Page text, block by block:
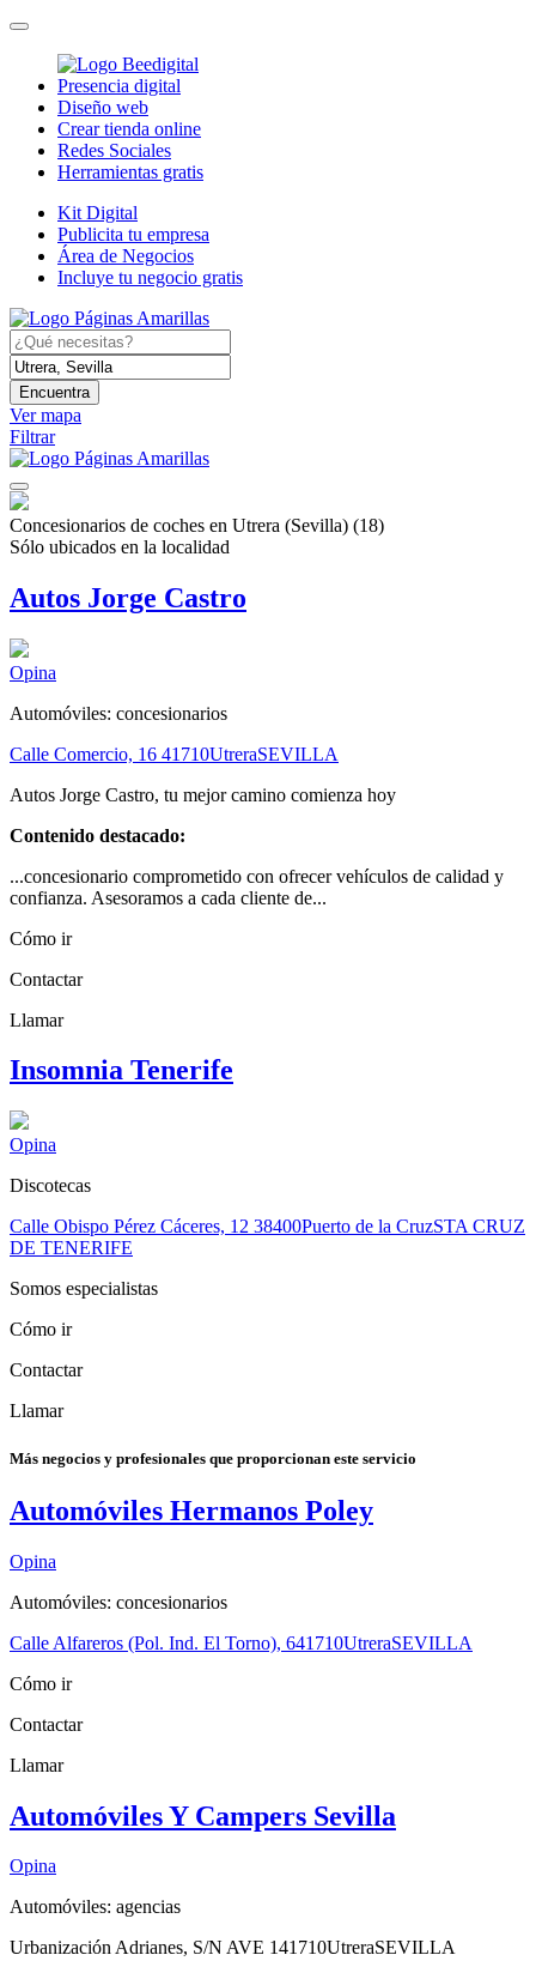
Presencia digital
Diseño web
Crear tienda online
Redes Sociales
Herramientas gratis
Kit Digital
Publicita tu empresa
Área de Negocios
Incluye tu negocio gratis
Encuentra
Ver mapa
Filtrar
Concesionarios de coches en Utrera (Sevilla) (18)
Sólo ubicados en la localidad
Autos Jorge Castro
Opina
Automóviles: concesionarios
Calle Comercio, 16 41710UtreraSEVILLA
Autos Jorge Castro, tu mejor camino comienza hoy
Contenido destacado:
...concesionario comprometido con ofrecer vehículos de calidad y
confianza. Asesoramos a cada cliente de...
Cómo ir
Contactar
Llamar
Insomnia Tenerife
Opina
Discotecas
Calle Obispo Pérez Cáceres, 12 38400Puerto de la CruzSTA CRUZ
DE TENERIFE
Somos especialistas
Cómo ir
Contactar
Llamar
Más negocios y profesionales que proporcionan este servicio
Automóviles Hermanos Poley
Opina
Automóviles: concesionarios
Calle Alfareros (Pol. Ind. El Torno), 641710UtreraSEVILLA
Cómo ir
Contactar
Llamar
Automóviles Y Campers Sevilla
Opina
Automóviles: agencias
Urbanización Adrianes, S/N AVE 141710UtreraSEVILLA